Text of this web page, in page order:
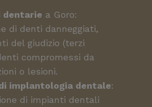
dentarie a Goro:
di denti danneggiati,
del giudizio (terzi
compromessi da
o lesioni.
implantologia dentale:
di impianti dentali